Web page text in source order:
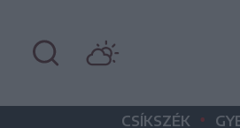
CSÍKSZÉK •